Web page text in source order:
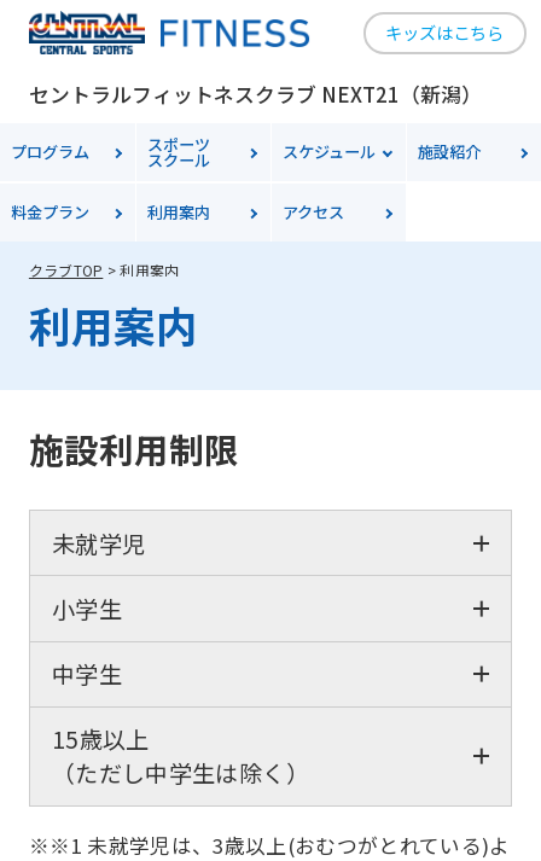
キッズはこちら
セントラルフィットネスクラブ NEXT21（新潟）
プログラム スポーツ
スクール スケジュール 施設紹介
料金プラン 利用案内 アクセス
クラブTOP 利用案内
利用案内
施設利用制限
未就学児
小学生
中学生
15歳以上
（ただし中学生は除く）
※※1 未就学児は、3歳以上(おむつがとれている)よ